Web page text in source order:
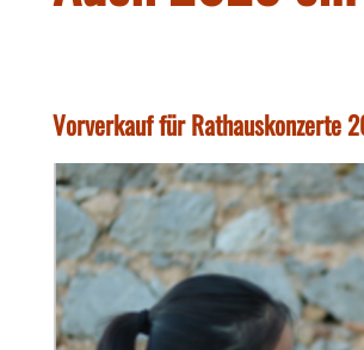
Vorverkauf für Rathauskonzerte